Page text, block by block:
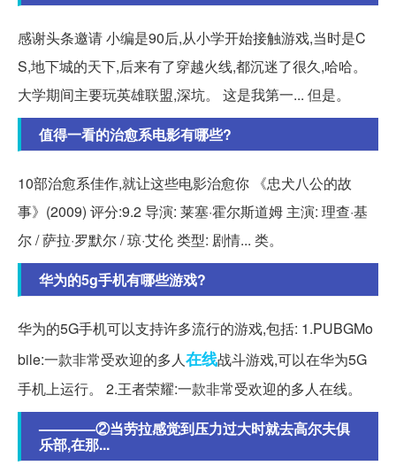
感谢头条邀请 小编是90后,从小学开始接触游戏,当时是C
S,地下城的天下,后来有了穿越火线,都沉迷了很久,哈哈。
大学期间主要玩英雄联盟,深坑。 这是我第一... 但是。
值得一看的治愈系电影有哪些?
10部治愈系佳作,就让这些电影治愈你 《忠犬八公的故
事》(2009) 评分:9.2 导演: 莱塞·霍尔斯道姆 主演: 理查·基
尔 / 萨拉·罗默尔 / 琼·艾伦 类型: 剧情... 类。
华为的5g手机有哪些游戏?
华为的5G手机可以支持许多流行的游戏,包括: 1.PUBGMo
bile:一款非常受欢迎的多人在线战斗游戏,可以在华为5G
手机上运行。 2.王者荣耀:一款非常受欢迎的多人在线。
————②当劳拉感觉到压力过大时就去高尔夫俱
乐部,在那...